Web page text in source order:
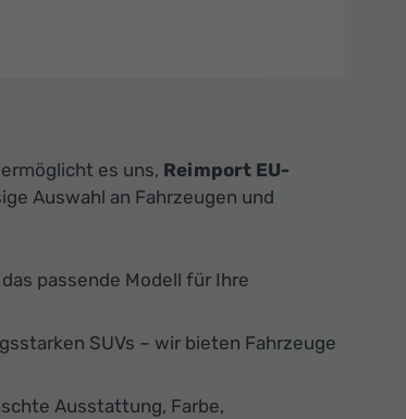
es uns, Reimport EU-
Auswahl an Fahrzeugen und
passende Modell für Ihre
SUVs – wir bieten Fahrzeuge
Ausstattung, Farbe,